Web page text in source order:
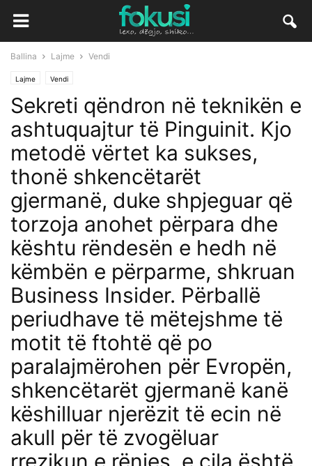
Ballina Lajme Vendi
Lajme Vendi
Sekreti qëndron në teknikën e
ashtuquajtur të Pinguinit. Kjo
metodë vërtet ka sukses,
thonë shkencëtarët
gjermanë, duke shpjeguar që
torzoja anohet përpara dhe
kështu rëndesën e hedh në
këmbën e përparme, shkruan
Business Insider. Përballë
periudhave të mëtejshme të
motit të ftohtë që po
paralajmërohen për Evropën,
shkencëtarët gjermanë kanë
këshilluar njerëzit të ecin në
akull për të zvogëluar